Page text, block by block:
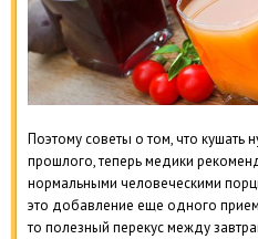
Поэтому советы о том, что кушать
прошлого, теперь медики
нормальными человеческими
это добавление еще одного
то полезный перекус между